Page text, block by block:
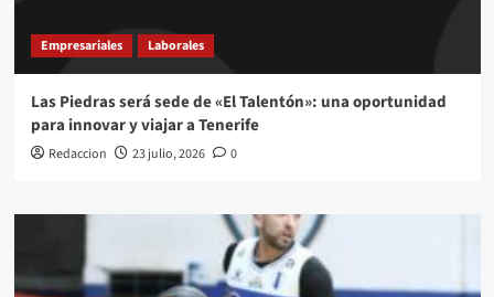
Empresariales Laborales
Las Piedras será sede de «El Talentón»: una oportunidad
para innovar y viajar a Tenerife
Redaccion 23 julio, 2026 0